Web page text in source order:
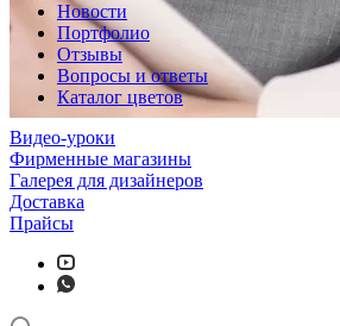
Новости
Портфолио
Отзывы
Вопросы и ответы
Каталог цветов
Видео-уроки
Фирменные магазины
Галерея для дизайнеров
Доставка
Прайсы